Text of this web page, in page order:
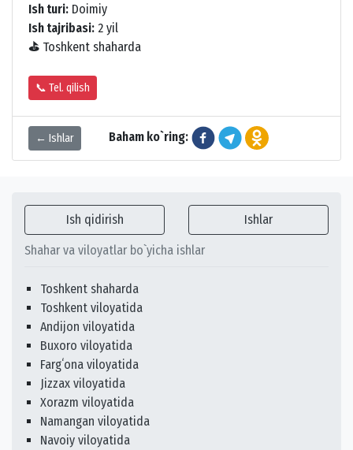
Ish turi: Doimiy
Ish tajribasi: 2 yil
⛳ Toshkent shaharda
📞 Tel. qilish
← Ishlar Baham ko`ring:
Ish qidirish Ishlar
Shahar va viloyatlar bo`yicha ishlar
Toshkent shaharda
Toshkent viloyatida
Andijon viloyatida
Buxoro viloyatida
Fargʻona viloyatida
Jizzax viloyatida
Xorazm viloyatida
Namangan viloyatida
Navoiy viloyatida